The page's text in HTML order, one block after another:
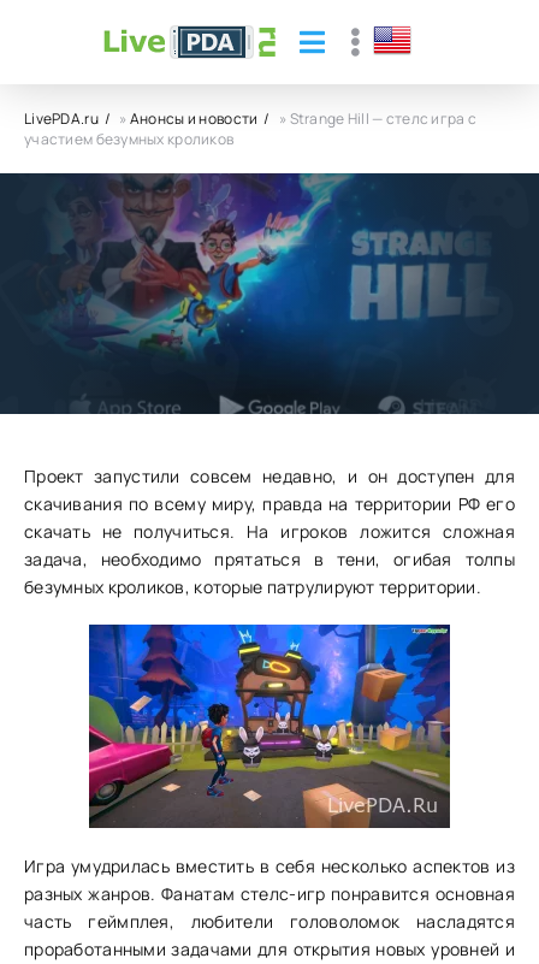
LivePDA.ru »Анонсы и новости
» Strange Hill — стелс игра с
участием безумных кроликов
Strange Hill — стелс игра с участием
безумных кроликов
09.10.23 6 0
Проект запустили совсем недавно, и он доступен для
скачивания по всему миру, правда на территории РФ его
скачать не получиться. На игроков ложится сложная
задача, необходимо прятаться в тени, огибая толпы
безумных кроликов, которые патрулируют территории.
Игра умудрилась вместить в себя несколько аспектов из
разных жанров. Фанатам стелс-игр понравится основная
часть геймплея, любители головоломок насладятся
проработанными задачами для открытия новых уровней и